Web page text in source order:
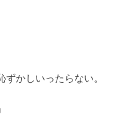
かしいったらない。